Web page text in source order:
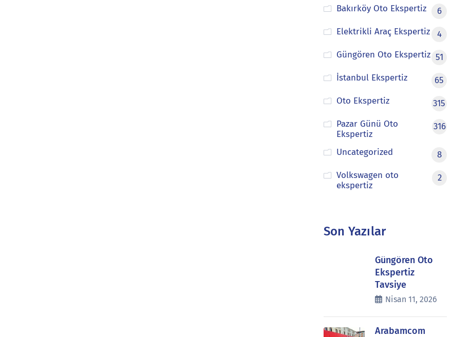
Bakırköy Oto Ekspertiz
6
Elektrikli Araç Ekspertiz
4
Güngören Oto Ekspertiz 51
İstanbul Ekspertiz
65
Oto Ekspertiz
315
Pazar Günü Oto
Ekspertiz
316
Uncategorized
8
Volkswagen oto
ekspertiz
2
Son Yazılar
Güngören Oto
Ekspertiz
Tavsiye
Nisan 11, 2026
Arabamcom